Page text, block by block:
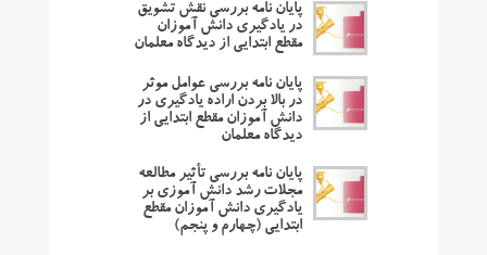
پایان نامه بررسی نقش تشویق
در یادگیری دانش آموزان
مقطع ابتدایی از دیدگاه معلمان
پایان نامه بررسی عوامل موثر
در بالا بردن اراده یادگیری در
دانش آموزان مقطع ابتدایی از
دیدگاه معلمان
پایان نامه بررسی تأثیر مطالعه
مجلات رشد دانش آموزی بر
یادگیری دانش آموزان مقطع
ابتدایی (چهارم و پنجم)